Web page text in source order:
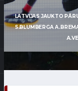
LATVIJAS JAUKTO
S.BLUMBERGA